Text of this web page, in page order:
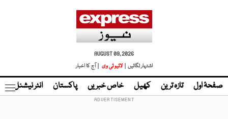
AUGUST 09, 2026
اشتہار لگائیں |
لائیو ٹی وی | آج کا اخبار
صفحۂ اول تازہ ترین کھیل خاص خبریں پاکستان انٹر نیشنل